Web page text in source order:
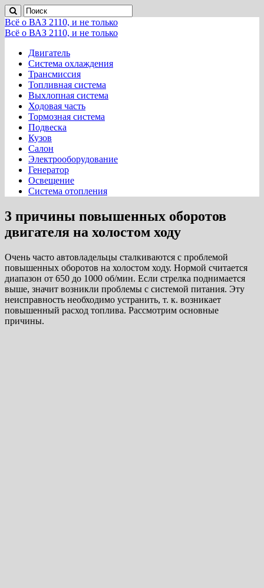
Всё о ВАЗ 2110, и не только
Всё о ВАЗ 2110, и не только
Двигатель
Система охлаждения
Трансмиссия
Топливная система
Выхлопная система
Ходовая часть
Тормозная система
Подвеска
Кузов
Салон
Электрооборудование
Генератор
Освещение
Система отопления
3 причины повышенных оборотов
двигателя на холостом ходу
Очень часто автовладельцы сталкиваются с проблемой
повышенных оборотов на холостом ходу. Нормой считается
диапазон от 650 до 1000 об/мин. Если стрелка поднимается
выше, значит возникли проблемы с системой питания. Эту
неисправность необходимо устранить, т. к. возникает
повышенный расход топлива. Рассмотрим основные
причины.